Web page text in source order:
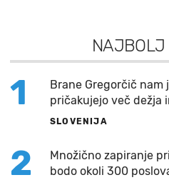
NAJBOLJ
1
Brane Gregorčič nam
pričakujejo več dežja
SLOVENIJA
2
Množično zapiranje
bodo okoli 300